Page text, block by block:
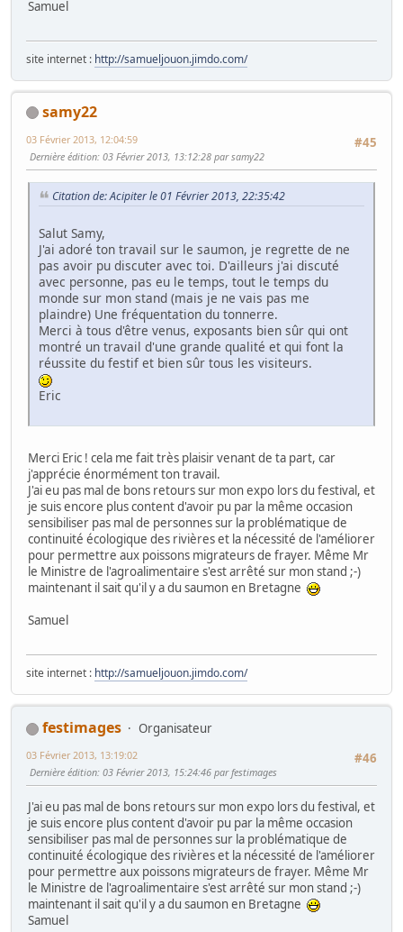
Samuel
site internet : http://samueljouon.jimdo.com/
samy22
#45
03 Février 2013, 12:04:59
Dernière édition: 03 Février 2013, 13:12:28 par samy22
Citation de: Acipiter le 01 Février 2013, 22:35:42
Salut Samy,
J'ai adoré ton travail sur le saumon, je regrette de ne
pas avoir pu discuter avec toi. D'ailleurs j'ai discuté
avec personne, pas eu le temps, tout le temps du
monde sur mon stand (mais je ne vais pas me
plaindre) Une fréquentation du tonnerre.
Merci à tous d'être venus, exposants bien sûr qui ont
montré un travail d'une grande qualité et qui font la
réussite du festif et bien sûr tous les visiteurs.
Eric
Merci Eric ! cela me fait très plaisir venant de ta part, car
j'apprécie énormément ton travail.
J'ai eu pas mal de bons retours sur mon expo lors du festival, et
je suis encore plus content d'avoir pu par la même occasion
sensibiliser pas mal de personnes sur la problématique de
continuité écologique des rivières et la nécessité de l'améliorer
pour permettre aux poissons migrateurs de frayer. Même Mr
le Ministre de l'agroalimentaire s'est arrêté sur mon stand ;-)
maintenant il sait qu'il y a du saumon en Bretagne
Samuel
site internet : http://samueljouon.jimdo.com/
festimages
Organisateur
#46
03 Février 2013, 13:19:02
Dernière édition: 03 Février 2013, 15:24:46 par festimages
J'ai eu pas mal de bons retours sur mon expo lors du festival, et
je suis encore plus content d'avoir pu par la même occasion
sensibiliser pas mal de personnes sur la problématique de
continuité écologique des rivières et la nécessité de l'améliorer
pour permettre aux poissons migrateurs de frayer. Même Mr
le Ministre de l'agroalimentaire s'est arrêté sur mon stand ;-)
maintenant il sait qu'il y a du saumon en Bretagne
Samuel